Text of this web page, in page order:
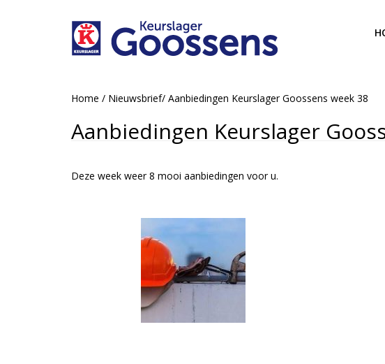
Home / Nieuwsbrief/ Aanbiedingen Keurslager Goossens week 38
Aanbiedingen Keurslager
Deze week weer 8 mooi aanbiedingen voor u.